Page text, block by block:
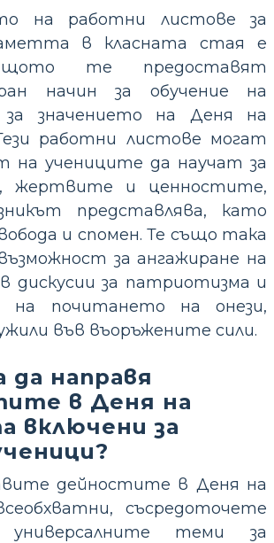
на работни листове за
в класната стая е
те предоставят
начин за обучение на
за значението на Деня на
работни листове могат
на учениците да научат за
жертвите и ценностите,
представлява, като
и спомен. Те също така
за ангажиране на
дискусии за патриотизма и
на почитането на онези,
във въоръжените сили.
да направя
в Деня на
включени за
дейностите в Деня на
съсредоточете
теми за